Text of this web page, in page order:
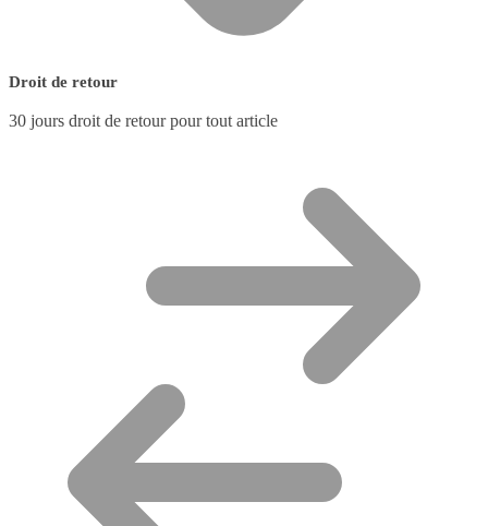
Droit de retour
30 jours droit de retour pour tout article